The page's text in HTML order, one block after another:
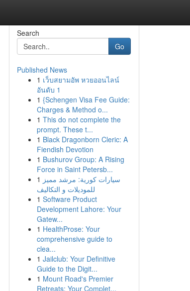
Search
Go
Published News
1 เว็บสยามอัพ หวยออนไลน์
อันดับ 1
1 {Schengen Visa Fee Guide:
Charges & Method o...
1 This do not complete the
prompt. These t...
1 Black Dragonborn Cleric: A
Fiendish Devotion
1 Bushurov Group: A Rising
Force in Saint Petersb...
1 سيارات كورية: مرشد مميز
للموديلات و التكاليف
1 Software Product
Development Lahore: Your
Gatew...
1 HealthProse: Your
comprehensive guide to
clea...
1 Jailclub: Your Definitive
Guide to the Digit...
1 Mount Road's Premier
Retreats: Your Complet...